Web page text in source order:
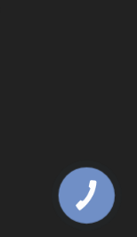
КНОПКА
ЗВ'ЯЗКУ